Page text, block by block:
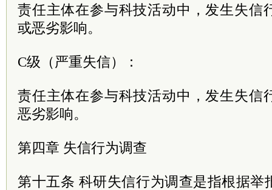
责任主体在参与科技活动中，发生失信
或恶劣影响。
C级（严重失信）：
责任主体在参与科技活动中，发生失信
恶劣影响。
第四章 失信行为调查
第十五条 科研失信行为调查是指根据举